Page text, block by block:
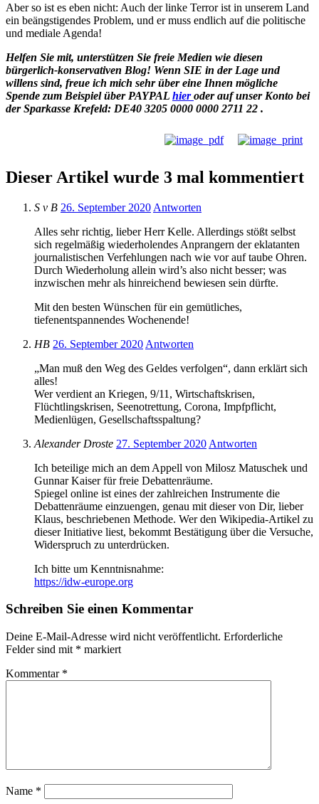
Aber so ist es eben nicht: Auch der linke Terror ist in unserem Land
ein beängstigendes Problem, und er muss endlich auf die politische
und mediale Agenda!
Helfen Sie mit, unterstützen Sie freie Medien wie diesen
bürgerlich-konservativen Blog! Wenn SIE in der Lage und
willens sind, freue ich mich sehr über eine Ihnen mögliche
Spende zum Beispiel über PAYPAL hieroder auf unser Konto bei
der Sparkasse Krefeld: DE40 3205 0000 0000 2711 22 .
Dieser Artikel wurde 3 mal kommentiert
S v B 26. September 2020 Antworten
Alles sehr richtig, lieber Herr Kelle. Allerdings stößt selbst
sich regelmäßig wiederholendes Anprangern der eklatanten
journalistischen Verfehlungen nach wie vor auf taube Ohren.
Durch Wiederholung allein wird’s also nicht besser; was
inzwischen mehr als hinreichend bewiesen sein dürfte.
Mit den besten Wünschen für ein gemütliches,
tiefenentspannendes Wochenende!
HB 26. September 2020 Antworten
„Man muß den Weg des Geldes verfolgen“, dann erklärt sich
alles!
Wer verdient an Kriegen, 9/11, Wirtschaftskrisen,
Flüchtlingskrisen, Seenotrettung, Corona, Impfpflicht,
Medienlügen, Gesellschaftsspaltung?
Alexander Droste 27. September 2020 Antworten
Ich beteilige mich an dem Appell von Milosz Matuschek und
Gunnar Kaiser für freie Debattenräume.
Spiegel online ist eines der zahlreichen Instrumente die
Debattenräume einzuengen, genau mit dieser von Dir, lieber
Klaus, beschriebenen Methode. Wer den Wikipedia-Artikel zu
dieser Initiative liest, bekommt Bestätigung über die Versuche,
Widerspruch zu unterdrücken.
Ich bitte um Kenntnisnahme:
https://idw-europe.org
Schreiben Sie einen Kommentar
Deine E-Mail-Adresse wird nicht veröffentlicht. Erforderliche
Felder sind mit * markiert
Kommentar *
Name *